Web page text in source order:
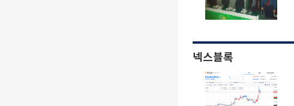
넥스블록